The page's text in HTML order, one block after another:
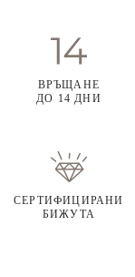
ВРЪЩАНЕ
ДО 14 ДНИ
СЕРТИФИЦИРАНИ
БИЖУТА